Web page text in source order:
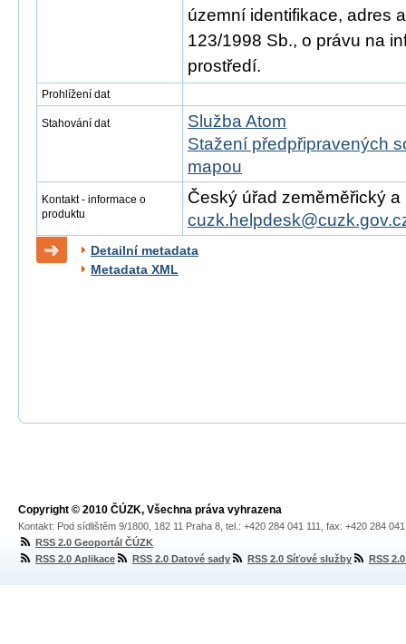
územní identifikace, adres
123/1998 Sb., o právu na
prostředí.
Prohlížení dat
Stahování dat
Služba Atom
Stažení předpřipravených
mapou
Kontakt - informace o
produktu
Český úřad zeměměřický
Detailní metadata
Metadata XML
Copyright © 2010 ČÚZK, Všechna práva vyhrazena
Kontakt: Pod sídlištěm 9/1800, 182 11 Praha 8, tel.: +420 284 041 111, fax: +420 284
RSS 2.0 Geoportál ČÚZK
RSS 2.0 Aplikace
RSS 2.0 Datové sady RSS 2.0 Síťové služby RSS